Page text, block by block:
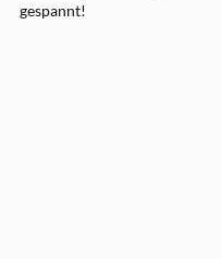
gespannt!